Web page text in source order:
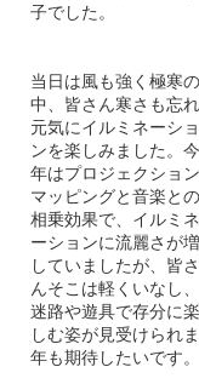
子でした。
当日は風も強く極寒の
中、皆さん寒さも忘れ
元気にイルミネーショ
ンを楽しみました。今
年はプロジェクション
マッピングと音楽との
相乗効果で、イルミネ
ーションに流麗さが増
していましたが、皆さ
んそこは軽くいなし、
迷路や遊具で存分に楽
しむ姿が見受けられ
年も期待したいです。